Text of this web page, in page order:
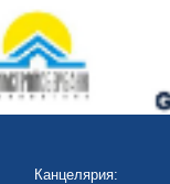
Канцелярия: